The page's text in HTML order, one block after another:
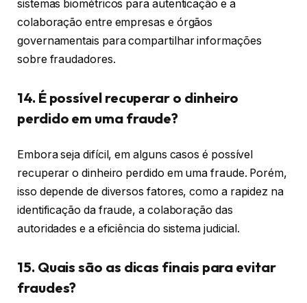
sistemas biométricos para autenticação e a
colaboração entre empresas e órgãos
governamentais para compartilhar informações
sobre fraudadores.
14. É possível recuperar o dinheiro
perdido em uma fraude?
Embora seja difícil, em alguns casos é possível
recuperar o dinheiro perdido em uma fraude. Porém,
isso depende de diversos fatores, como a rapidez na
identificação da fraude, a colaboração das
autoridades e a eficiência do sistema judicial.
15. Quais são as dicas finais para evitar
fraudes?